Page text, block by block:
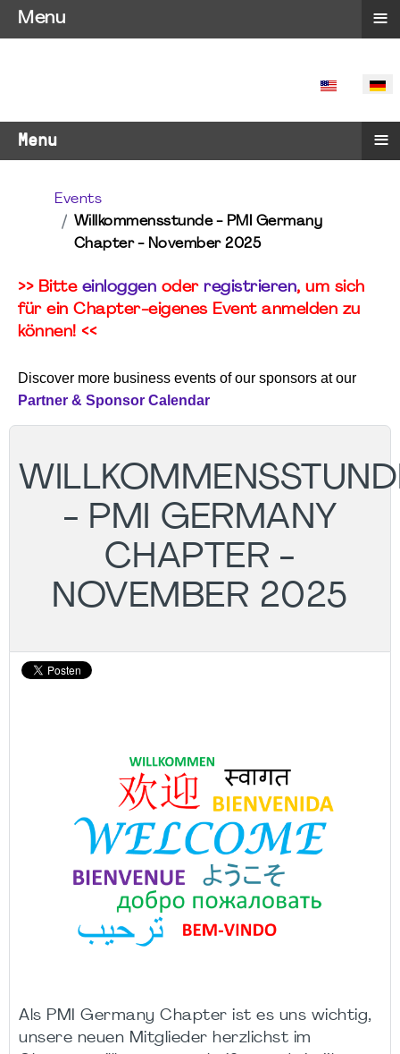
SPRACHE
Menu ≡
Events
Willkommensstunde - PMI Germany
Chapter - November 2025
>> Bitte einloggen oder registrieren, um sich
für ein Chapter-eigenes Event anmelden zu
können! <<
Discover more business events of our sponsors at our
Partner & Sponsor Calendar
- PMI GERMANY
CHAPTER -
NOVEMBER 2025
Als PMI Germany Chapter ist es uns wichtig,
unsere neuen Mitglieder herzlichst im
Menu ≡